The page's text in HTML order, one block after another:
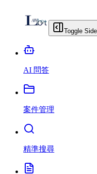
Toggle
AI 問答
案件管理
精準搜尋